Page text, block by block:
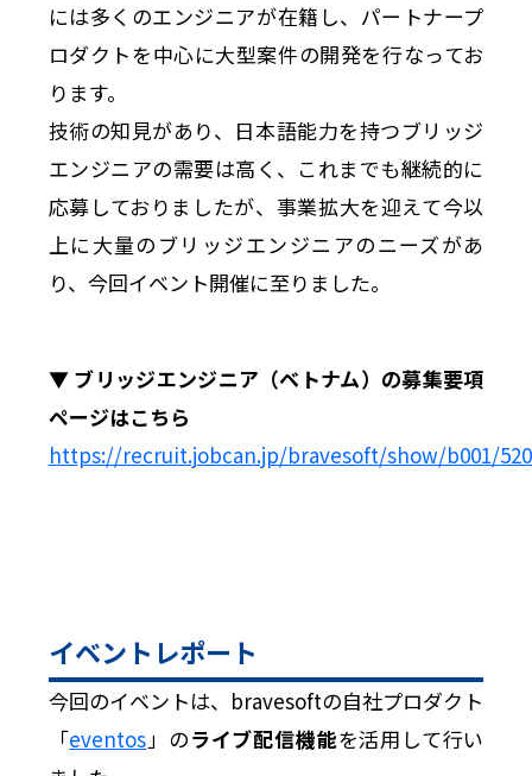
には多くのエンジニアが在籍し、パートナープ
ロダクトを中心に大型案件の開発を行なってお
ります。
技術の知見があり、日本語能力を持つブリッジ
エンジニアの需要は高く、これまでも継続的に
応募しておりましたが、事業拡大を迎えて今以
上に大量のブリッジエンジニアのニーズがあ
り、今回イベント開催に至りました。
▼ ブリッジエンジニア（ベトナム）の募集要項
ページはこちら
https://recruit.jobcan.jp/bravesoft/show/b001/
イベントレポート
今回のイベントは、bravesoftの自社プロダクト
「eventos」のライブ配信機能を活用して行い